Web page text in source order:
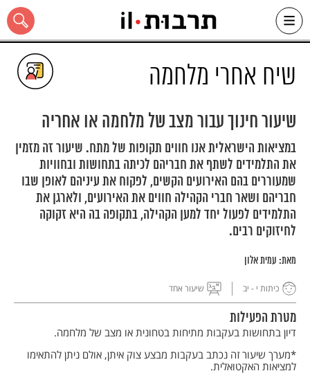
Skip
content
כל האתר
שיח אחרי מלחמה
שיעור חינוך עבור מצב של מלחמה או אחריה
במציאות הישראלית אנו חווים תקופות של מתח. שיעור זה מזמין
את התלמידים לשתף את חבריהם לכיתה בתחושות ובחוויות
שמעוררים בהם האירועים הקשים, לפקוח את עיניהם לאופן שבו
חבריהם ושאר חברי הקהילה חווים את האירועים, ולארגן את
התלמידים לפעול יחד למען הקהילה, בתקופה בה היא זקוקה
לחיזוקים רבים.
מאת: עמית אלון
כיתות י - יב שיעור אחד
מטרת הפעילות
דיון בתחושות בעקבות מתיחות בטחונית או מצב של מלחמה.
*מערך שיעור זה נכתב בעקבות מבצע צוק איתן, אולם ניתן להתאימו
למציאות האקטואלית.